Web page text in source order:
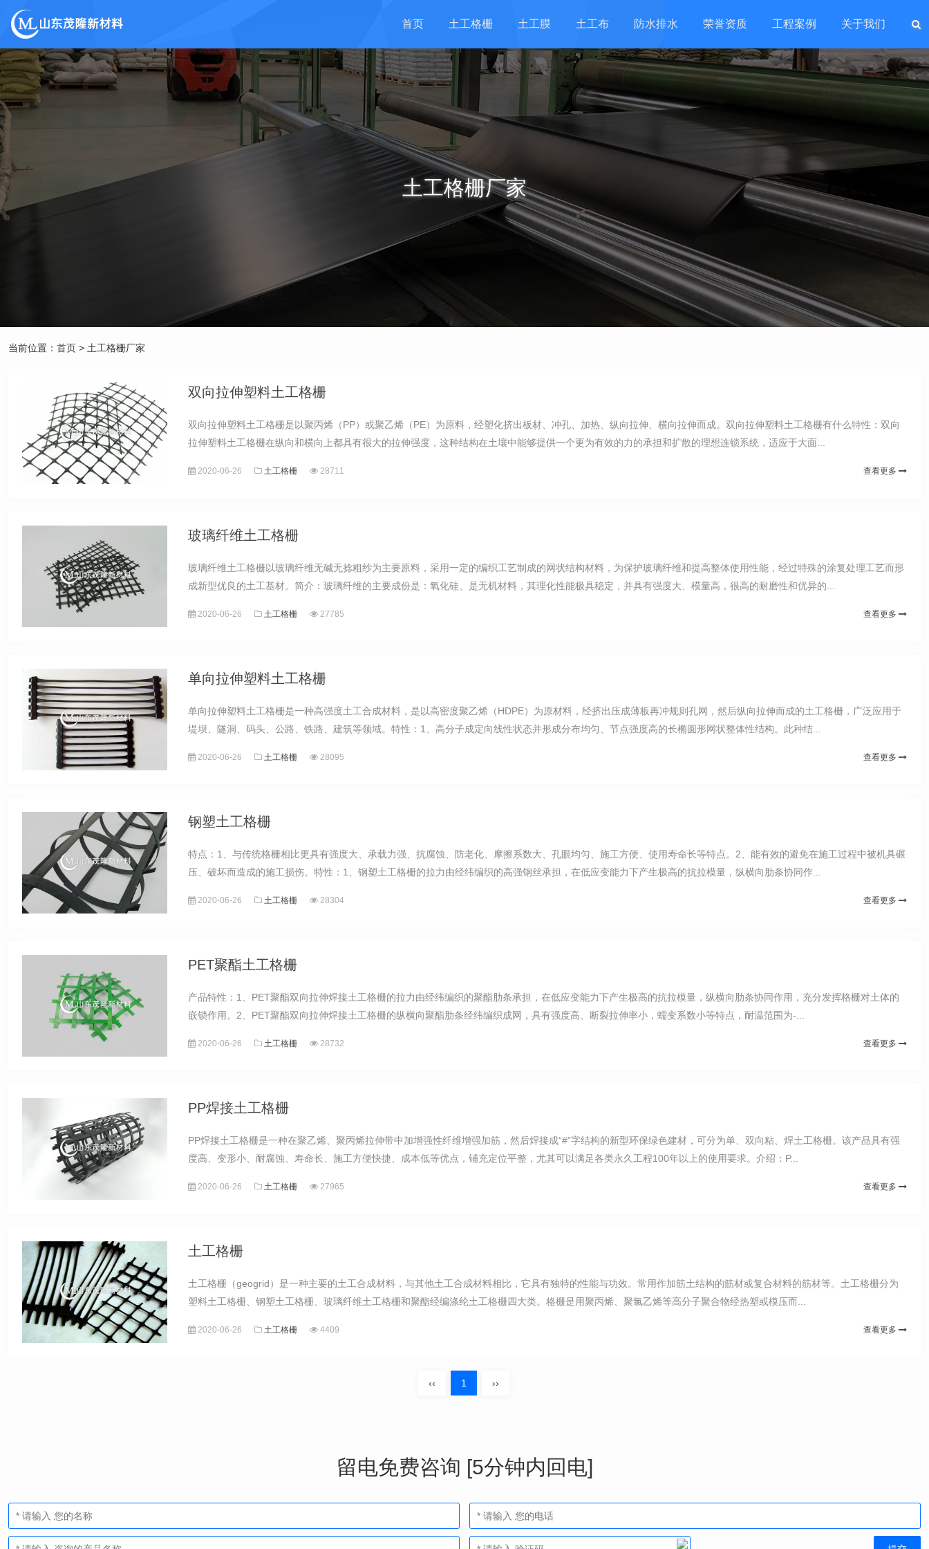
首页 土工格栅 土工膜 土工布 防水排水 荣誉资质 工程案例 关于我们
土工格栅厂家
当前位置： 首页 > 土工格栅厂家
双向拉伸塑料土工格栅
双向拉伸塑料土工格栅是以聚丙烯（PP）或聚乙烯（PE）为原料，经塑化挤出板材、冲孔、加热、纵向拉伸、横向拉伸而成。双向拉伸塑料土工格栅有什么特性：双向
拉伸塑料土工格栅在纵向和横向上都具有很大的拉伸强度，这种结构在土壤中能够提供一个更为有效的力的承担和扩散的理想连锁系统，适应于大面...
查看更多
2020-06-26 土工格栅 28711
玻璃纤维土工格栅
玻璃纤维土工格栅以玻璃纤维无碱无捻粗纱为主要原料，采用一定的编织工艺制成的网状结构材料，为保护玻璃纤维和提高整体使用性能，经过特殊的涂复处理工艺而形
成新型优良的土工基材。简介：玻璃纤维的主要成份是：氧化硅、是无机材料，其理化性能极具稳定，并具有强度大、模量高，很高的耐磨性和优异的...
查看更多
2020-06-26 土工格栅 27785
单向拉伸塑料土工格栅
单向拉伸塑料土工格栅是一种高强度土工合成材料，是以高密度聚乙烯（HDPE）为原材料，经挤出压成薄板再冲规则孔网，然后纵向拉伸而成的土工格栅，广泛应用于
堤坝、隧洞、码头、公路、铁路、建筑等领域。特性：1、高分子成定向线性状态并形成分布均匀、节点强度高的长椭圆形网状整体性结构。此种结...
查看更多
2020-06-26 土工格栅 28095
钢塑土工格栅
特点：1、与传统格栅相比更具有强度大、承载力强、抗腐蚀、防老化、摩擦系数大、孔眼均匀、施工方便、使用寿命长等特点。2、能有效的避免在施工过程中被机具碾
压、破坏而造成的施工损伤。特性：1、钢塑土工格栅的拉力由经纬编织的高强钢丝承担，在低应变能力下产生极高的抗拉模量，纵横向肋条协同作...
查看更多
2020-06-26 土工格栅 28304
PET聚酯土工格栅
产品特性：1、PET聚酯双向拉伸焊接土工格栅的拉力由经纬编织的聚酯肋条承担，在低应变能力下产生极高的抗拉模量，纵横向肋条协同作用，充分发挥格栅对土体的
嵌锁作用。2、PET聚酯双向拉伸焊接土工格栅的纵横向聚酯肋条经纬编织成网，具有强度高、断裂拉伸率小，蠕变系数小等特点，耐温范围为-...
查看更多
2020-06-26 土工格栅 28732
PP焊接土工格栅
PP焊接土工格栅是一种在聚乙烯、聚丙烯拉伸带中加增强性纤维增强加筋，然后焊接成“#”字结构的新型环保绿色建材，可分为单、双向粘、焊土工格栅。该产品具有强
度高、变形小、耐腐蚀、寿命长、施工方便快捷、成本低等优点，铺充定位平整，尤其可以满足各类永久工程100年以上的使用要求。介绍：P...
查看更多
2020-06-26 土工格栅 27965
土工格栅
土工格栅（geogrid）是一种主要的土工合成材料，与其他土工合成材料相比，它具有独特的性能与功效。常用作加筋土结构的筋材或复合材料的筋材等。土工格栅分为
塑料土工格栅、钢塑土工格栅、玻璃纤维土工格栅和聚酯经编涤纶土工格栅四大类。格栅是用聚丙烯、聚氯乙烯等高分子聚合物经热塑或模压而...
查看更多
2020-06-26 土工格栅 4409
‹‹ 1 ››
留电免费咨询 [5分钟内回电]